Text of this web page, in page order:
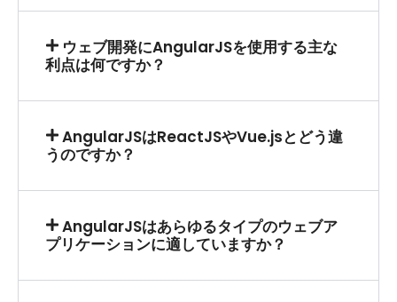
ウェブ開発にAngularJSを使用する主な
利点は何ですか？
AngularJSはReactJSやVue.jsとどう違
うのですか？
AngularJSはあらゆるタイプのウェブア
プリケーションに適していますか？